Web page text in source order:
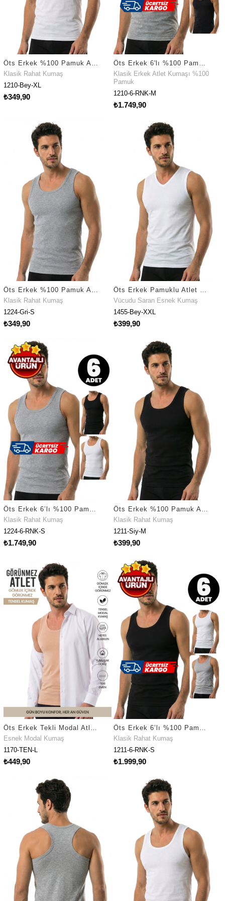
Klasik Rahat Kumaş
1210-Bey-XL
₺349,90
Klasik Erkek Atlet Kumaşı %100
Pamuk
1210-6-RNK-M
₺1.749,90
Öts Erkek %100 Pamuk Atlet Kaşkorse Günlük Klasik Model (1224)
Klasik Rahat Kumaş
1224-Gri-S
₺349,90
Öts Erkek Pamuklu Atlet V Yaka Sıfır Kol Esnek ve Konforlu (1455)
Vücudu Saran Esnek Kumaş
1455-Bey-XXL
₺399,90
Klasik Rahat Kumaş
1224-6-RNK-S
₺1.749,90
Fırsat Ürünü
Klasik Rahat Kumaş
1211-Siy-M
₺399,90
Öts Erkek Tekli Modal Atlet Görünmez Ten Rengi Nefes Alan Doku (1170)
Esnek Modal Kumaş
1170-TEN-L
₺449,90
Öts Erkek 6’lı %100 Pamuk Atlet Ribana Premium Günlük Kullanım (1211-6)
Klasik Rahat Kumaş
1211-6-RNK-S
₺1.999,90
Fırsat Ürünü